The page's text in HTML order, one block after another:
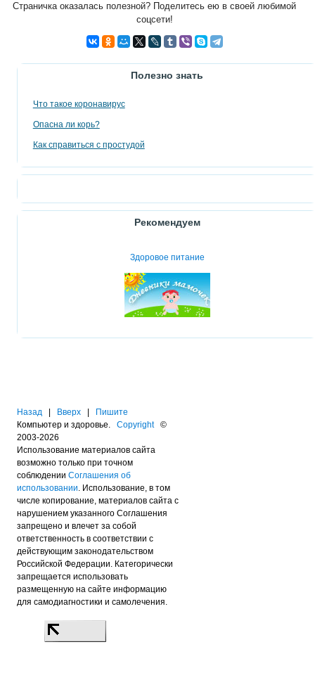
Страничка оказалась полезной? Поделитесь ею в своей любимой
соцсети!
Полезно знать
Что такое коронавирус
Опасна ли корь?
Как справиться с простудой
Рекомендуем
Здоровое питание
Назад Вверх
Пишите
Компьютер и здоровье. Copyright©
2003-2026
Использование материалов сайта
возможно только при точном
соблюдении Соглашения об
использовании. Использование, в том
числе копирование, материалов сайта с
нарушением указанного Соглашения
запрещено и влечет за собой
ответственность в соответствии с
действующим законодательством
Российской Федерации. Категорически
запрещается использовать
размещенную на сайте информацию
для самодиагностики и самолечения.